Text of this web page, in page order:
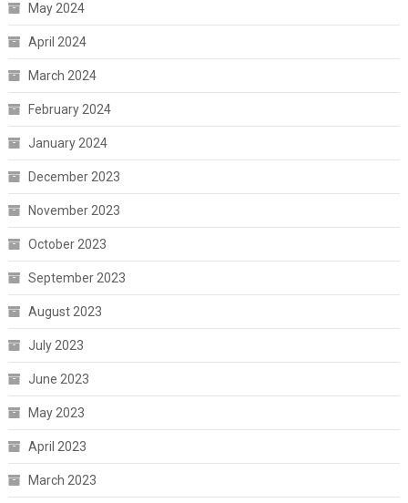
May 2024
April 2024
March 2024
February 2024
January 2024
December 2023
November 2023
October 2023
September 2023
August 2023
July 2023
June 2023
May 2023
April 2023
March 2023